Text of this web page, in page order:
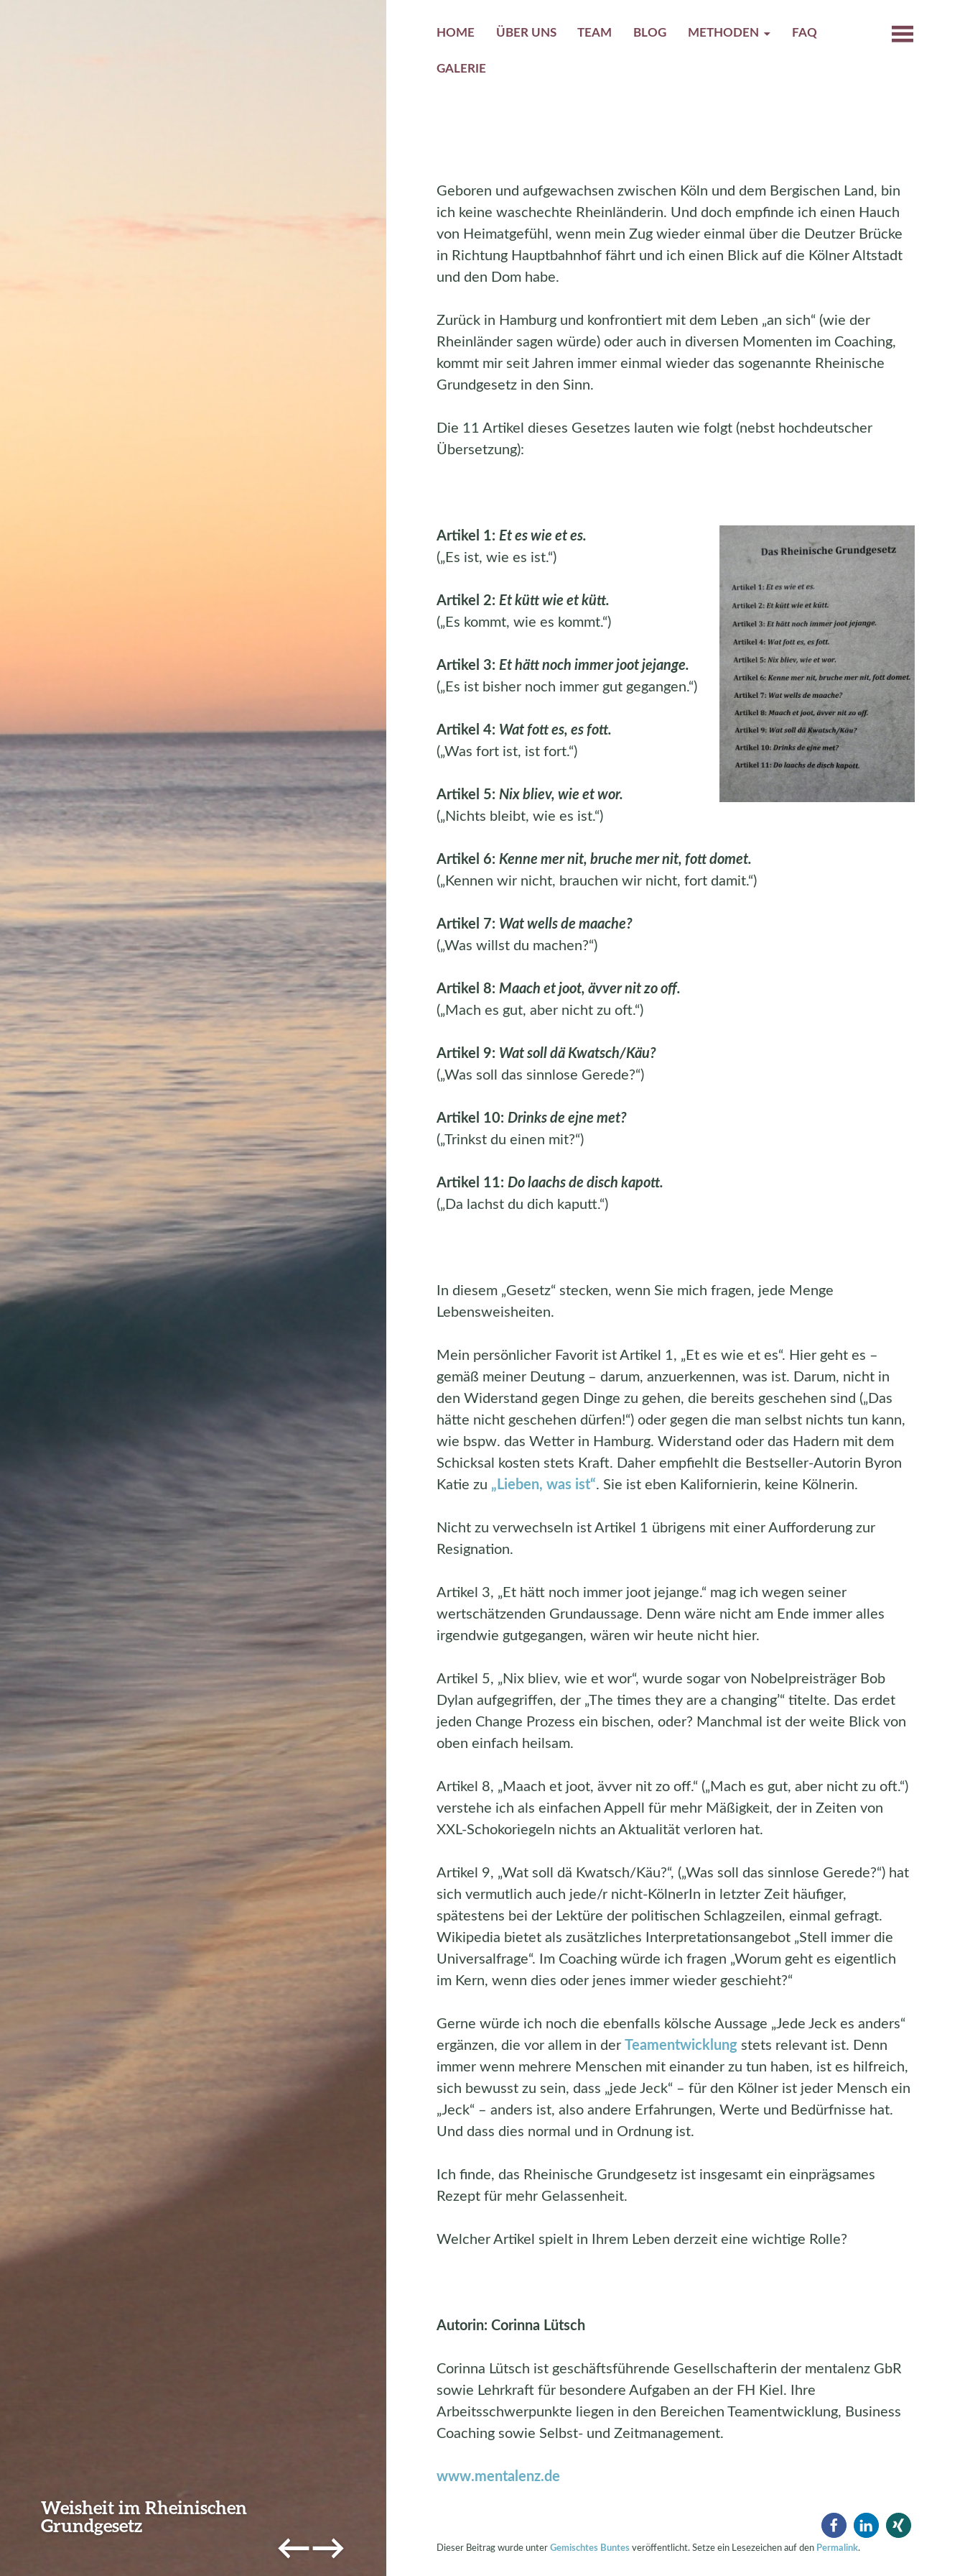
Weisheit im Rheinischen
Grundgesetz
←→
HOME ÜBER UNS TEAM BLOG METHODEN FAQ
GALERIE
Geboren und aufgewachsen zwischen Köln und dem Bergischen Land, bin
ich keine waschechte Rheinländerin. Und doch empfinde ich einen Hauch
von Heimatgefühl, wenn mein Zug wieder einmal über die Deutzer Brücke
in Richtung Hauptbahnhof fährt und ich einen Blick auf die Kölner Altstadt
und den Dom habe.
Zurück in Hamburg und konfrontiert mit dem Leben „an sich“ (wie der
Rheinländer sagen würde) oder auch in diversen Momenten im Coaching,
kommt mir seit Jahren immer einmal wieder das sogenannte Rheinische
Grundgesetz in den Sinn.
Die 11 Artikel dieses Gesetzes lauten wie folgt (nebst hochdeutscher
Übersetzung):
Artikel 1: Et es wie et es.
(„Es ist, wie es ist.“)
Artikel 2: Et kütt wie et kütt.
(„Es kommt, wie es kommt.“)
Artikel 3: Et hätt noch immer joot jejange.
(„Es ist bisher noch immer gut gegangen.“)
Artikel 4: Wat fott es, es fott.
(„Was fort ist, ist fort.“)
Artikel 5: Nix bliev, wie et wor.
(„Nichts bleibt, wie es ist.“)
Artikel 6: Kenne mer nit, bruche mer nit, fott domet.
(„Kennen wir nicht, brauchen wir nicht, fort damit.“)
Artikel 7: Wat wells de maache?
(„Was willst du machen?“)
Artikel 8: Maach et joot, ävver nit zo off.
(„Mach es gut, aber nicht zu oft.“)
Artikel 9: Wat soll dä Kwatsch/Käu?
(„Was soll das sinnlose Gerede?“)
Artikel 10: Drinks de ejne met?
(„Trinkst du einen mit?“)
Artikel 11: Do laachs de disch kapott.
(„Da lachst du dich kaputt.“)
In diesem „Gesetz“ stecken, wenn Sie mich fragen, jede Menge
Lebensweisheiten.
Mein persönlicher Favorit ist Artikel 1, „Et es wie et es“. Hier geht es –
gemäß meiner Deutung – darum, anzuerkennen, was ist. Darum, nicht in
den Widerstand gegen Dinge zu gehen, die bereits geschehen sind („Das
hätte nicht geschehen dürfen!“) oder gegen die man selbst nichts tun kann,
wie bspw. das Wetter in Hamburg. Widerstand oder das Hadern mit dem
Schicksal kosten stets Kraft. Daher empfiehlt die Bestseller-Autorin Byron
Katie zu „Lieben, was ist“. Sie ist eben Kalifornierin, keine Kölnerin.
Nicht zu verwechseln ist Artikel 1 übrigens mit einer Aufforderung zur
Resignation.
Artikel 3, „Et hätt noch immer joot jejange.“ mag ich wegen seiner
wertschätzenden Grundaussage. Denn wäre nicht am Ende immer alles
irgendwie gutgegangen, wären wir heute nicht hier.
Artikel 5, „Nix bliev, wie et wor“, wurde sogar von Nobelpreisträger Bob
Dylan aufgegriffen, der „The times they are a changing’“ titelte. Das erdet
jeden Change Prozess ein bischen, oder? Manchmal ist der weite Blick von
oben einfach heilsam.
Artikel 8, „Maach et joot, ävver nit zo off.“ („Mach es gut, aber nicht zu oft.“)
verstehe ich als einfachen Appell für mehr Mäßigkeit, der in Zeiten von
XXL-Schokoriegeln nichts an Aktualität verloren hat.
Artikel 9, „Wat soll dä Kwatsch/Käu?“, („Was soll das sinnlose Gerede?“) hat
sich vermutlich auch jede/r nicht-KölnerIn in letzter Zeit häufiger,
spätestens bei der Lektüre der politischen Schlagzeilen, einmal gefragt.
Wikipedia bietet als zusätzliches Interpretationsangebot „Stell immer die
Universalfrage“. Im Coaching würde ich fragen „Worum geht es eigentlich
im Kern, wenn dies oder jenes immer wieder geschieht?“
Gerne würde ich noch die ebenfalls kölsche Aussage „Jede Jeck es anders“
ergänzen, die vor allem in der Teamentwicklungstets relevant ist. Denn
immer wenn mehrere Menschen mit einander zu tun haben, ist es hilfreich,
sich bewusst zu sein, dass „jede Jeck“ – für den Kölner ist jeder Mensch ein
„Jeck“ – anders ist, also andere Erfahrungen, Werte und Bedürfnisse hat.
Und dass dies normal und in Ordnung ist.
Ich finde, das Rheinische Grundgesetz ist insgesamt ein einprägsames
Rezept für mehr Gelassenheit.
Welcher Artikel spielt in Ihrem Leben derzeit eine wichtige Rolle?
Autorin: Corinna Lütsch
Corinna Lütsch ist geschäftsführende Gesellschafterin der mentalenz GbR
sowie Lehrkraft für besondere Aufgaben an der FH Kiel. Ihre
Arbeitsschwerpunkte liegen in den Bereichen Teamentwicklung, Business
Coaching sowie Selbst- und Zeitmanagement.
www.mentalenz.de
Dieser Beitrag wurde unter Gemischtes Buntesveröffentlicht. Setze ein Lesezeichen auf den Permalink.